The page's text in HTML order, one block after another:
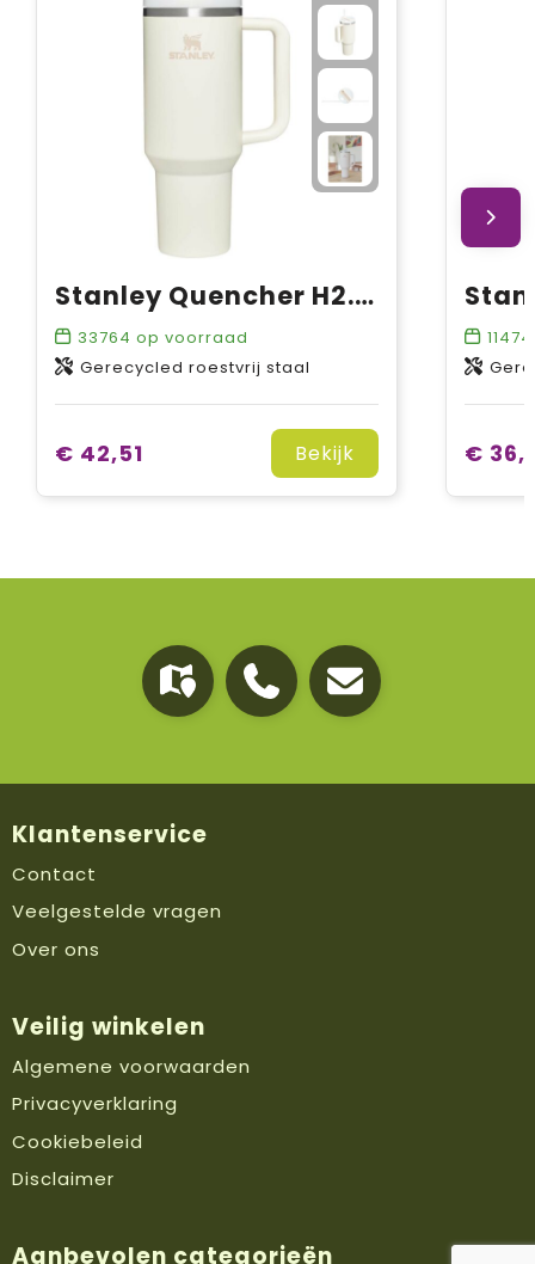
Stanley Quencher H2.0 1200 ml beker
33764 op voorraad
Gerecycled roestvrij staal
€ 42,51 Bekijk
11474
€
Klantenservice
Contact
Veelgestelde vragen
Over ons
Veilig winkelen
Algemene voorwaarden
Privacyverklaring
Cookiebeleid
Disclaimer
Aanbevolen categorieën